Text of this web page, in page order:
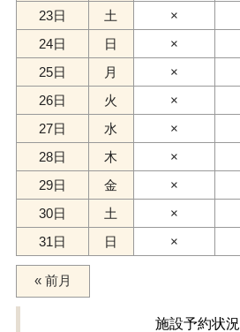
23日
土 ×
24日
日 ×
25日
月 ×
26日
火 ×
27日
水 ×
28日
木 ×
29日
金 ×
30日
土 ×
31日
日 ×
« 前月
施設予約状況